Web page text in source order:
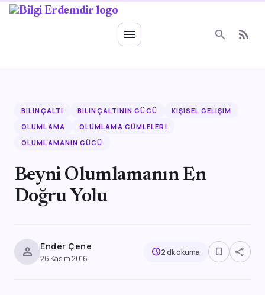
menu
Ruhsal Enerji
search rss_feed
BILINÇALTI BILINÇALTININ GÜCÜ
KIŞISEL GELIŞIM
OLUMLAMA
OLUMLAMA CÜMLELERI
OLUMLAMANIN GÜCÜ
Beyni Olumlamanın En
Doğru Yolu
person Ender Çene
26 Kasım 2016
schedule2 dk okuma bookmark_border share